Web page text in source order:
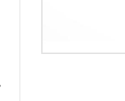
Александр П.